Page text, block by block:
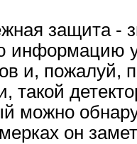
защита -
и, пожалуй,
такой
можно
он